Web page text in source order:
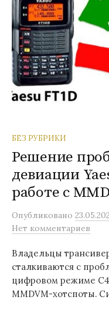
БЕЗ РУБРИКИ
Решение
девиации
работе с
Опубликовано
Нет комментариев
Владельцы
сталкиваются с
цифровом режиме
MMDVM-хотспоты.